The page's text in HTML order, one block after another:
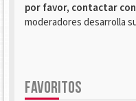
por favor, contactar
moderadores desarrolla
FAVORITOS